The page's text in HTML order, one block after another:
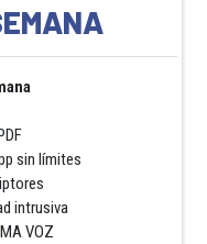
sin límites
intrusiva
VOZ